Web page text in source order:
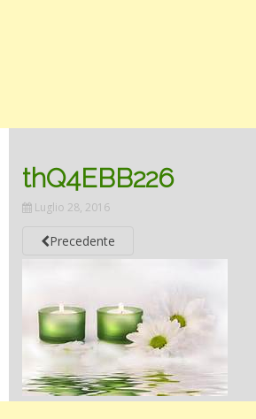
thQ4EBB226
Luglio 28, 2016
Precedente